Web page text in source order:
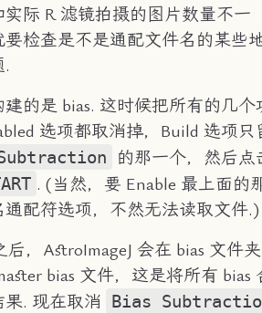
实际 R 滤镜拍摄的图片数量不一
要检查是不是通配文件名的某些
.
的是 bias. 这时候把所有的几个
选项都取消掉，Build 选项只
的那一个，然后点
. (当然，要 Enable 最上面的
通配符选项，不然无法读取文件.)
后，AstroImageJ 会在 bias 文件
bias 文件，这是将所有 bias
果. 现在取消 Bias